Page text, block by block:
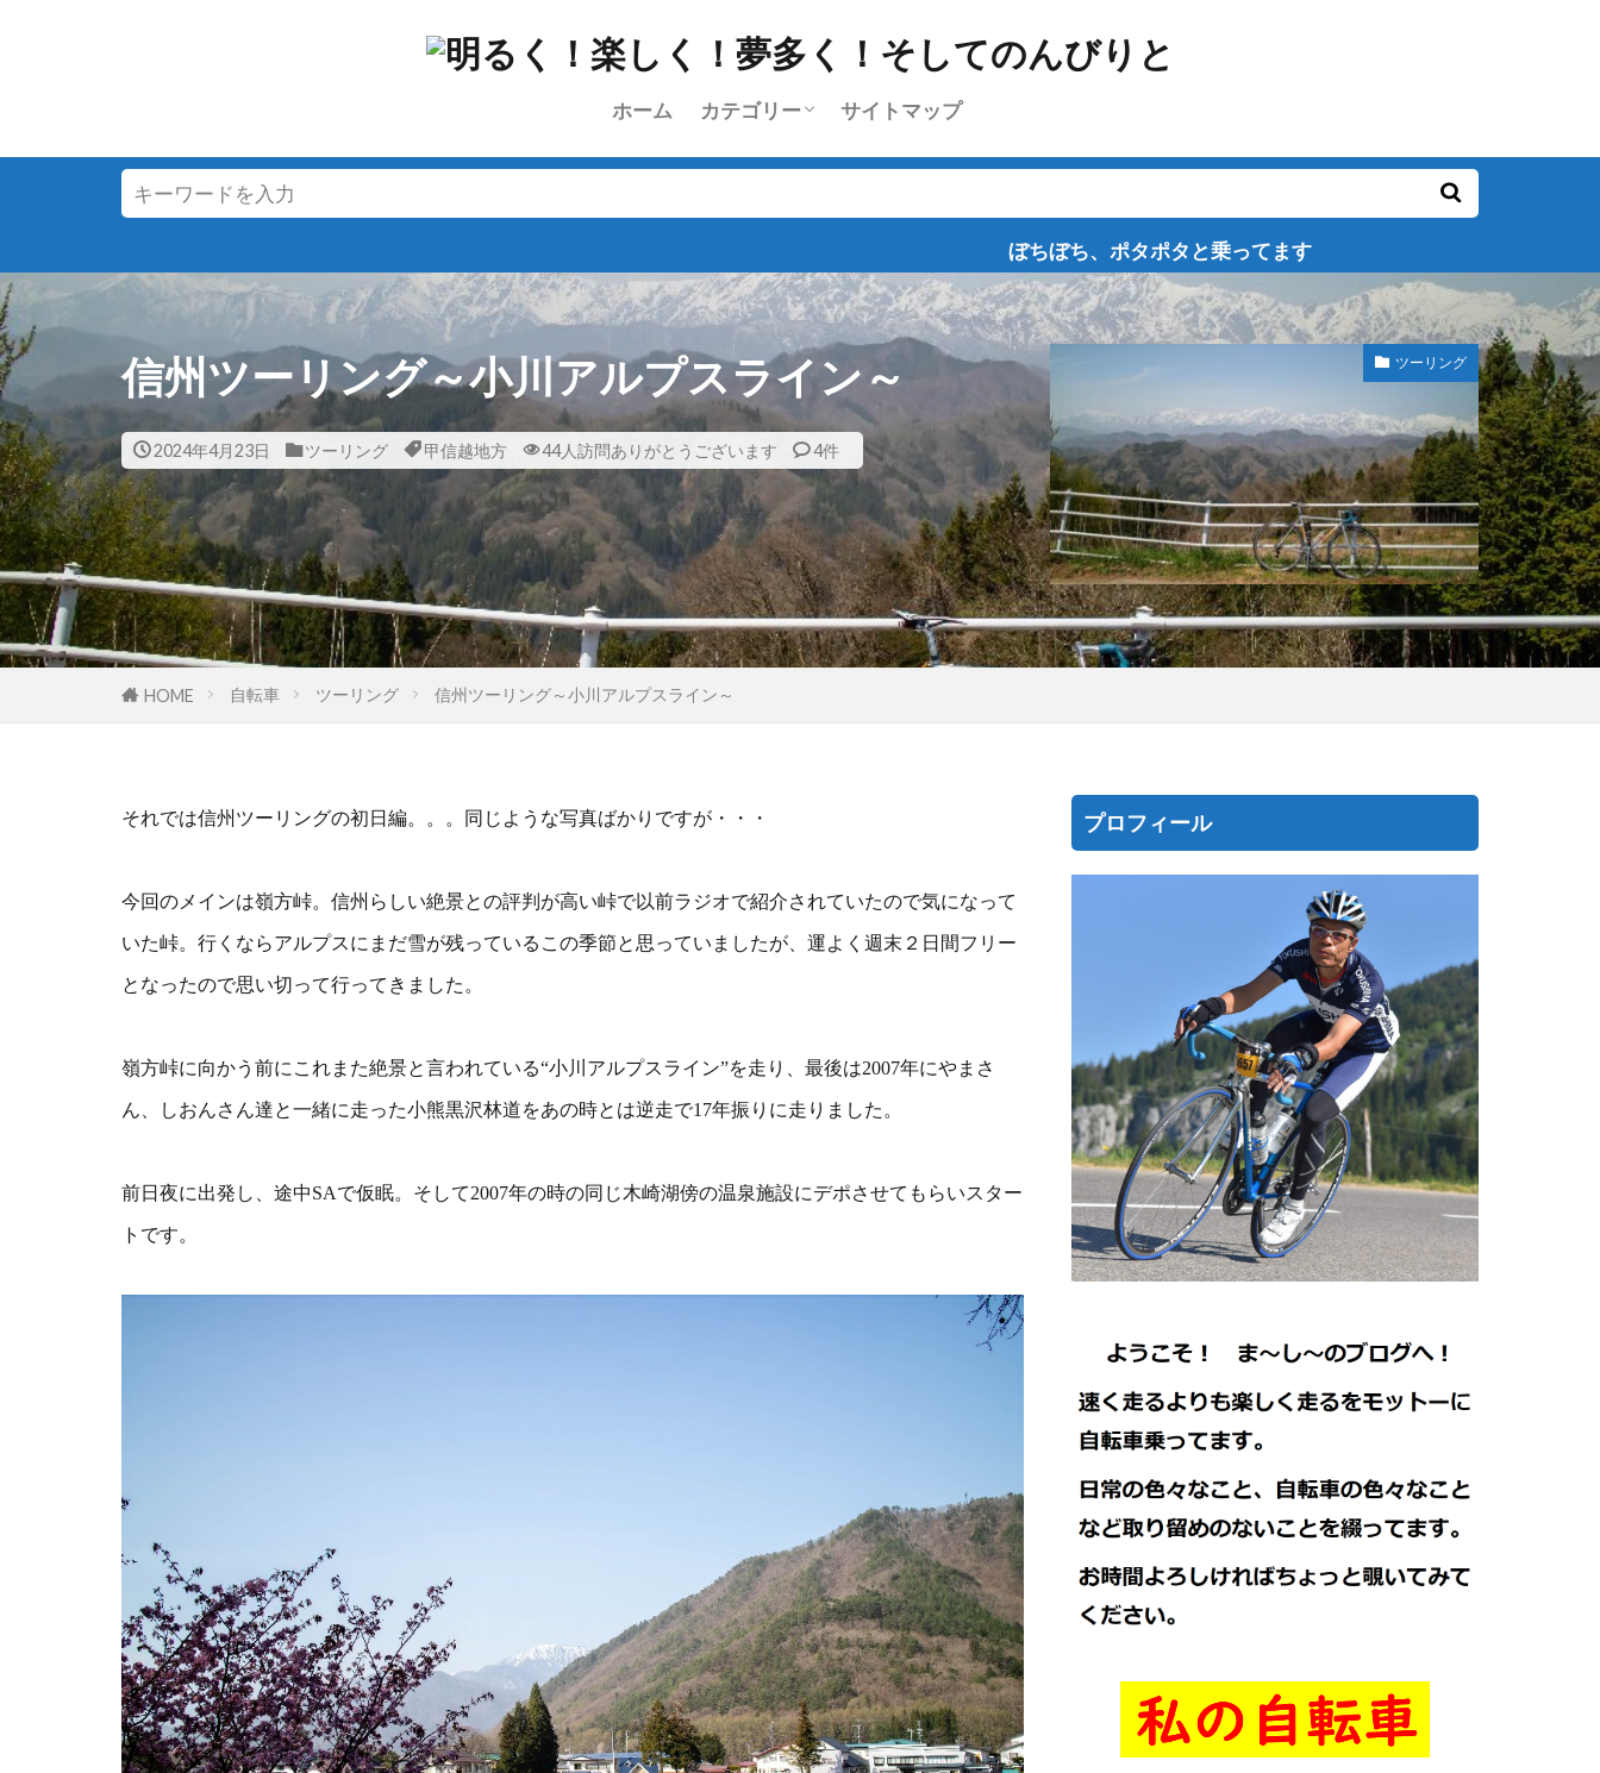
ホーム カテゴリー
挨拶
雑記
l’Etape du Tour
ちょっと乗り
ツーリング
日常
レース
ブログラインズ・お深い
サイトマップ
ぼちぼち、ポタポタと乗ってます
信州ツーリング～小川アルプスライン～
2024年4月23日 ツーリング 甲信越地方 44人訪問ありがとうございます 4件
ツーリング
HOME 自転車 ツーリング 信州ツーリング～小川アルプスライン～
それでは信州ツーリングの初日編。。。同じような写真ばかりですが・・・
今回のメインは嶺方峠。信州らしい絶景との評判が高い峠で以前ラジオで紹介されていたので気になって
いた峠。行くならアルプスにまだ雪が残っている この季節と思っていましたが、運よく週末２日間フリー
となったので思い切って行ってきました。
嶺方峠に向かう前にこれまた絶景と言われている“小川アルプスライン”を走り、最後は2007年にやまさ
ん、しおんさん達と一緒に走った小熊黒沢林道をあの時とは逆走で17年振りに走りました。
前日夜に出発し、途中SAで仮眠。そして2007年の時の同じ木崎湖傍の温泉施設にデポさせてもらいスター
トです。
プロフィール